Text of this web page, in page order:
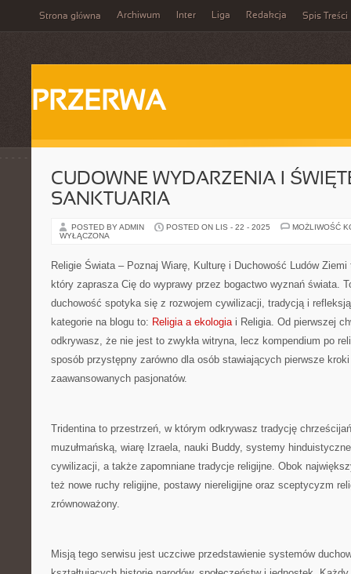
Strona główna Archiwum Inter Liga Redakcja Spis Treści
PRZERWA
CUDOWNE WYDARZENIA I
SANKTUARIA
POSTED BY ADMIN POSTED ON LIS - 22 - 2025
MOŻLIWOŚĆ
WYŁĄCZONA
Religie Świata – Poznaj Wiarę, Kulturę i Duchowość Ludów
który zaprasza Cię do wyprawy przez bogactwo wyznań świata.
duchowość spotyka się z rozwojem cywilizacji, tradycją i
kategorie na blogu to: Religia a ekologiai Religia. Od pierwszej
odkrywasz, że nie jest to zwykła witryna, lecz kompendium po
sposób przystępny zarówno dla osób stawiających pierwsze
zaawansowanych pasjonatów.
Tridentina to przestrzeń, w którym odkrywasz tradycję
muzułmańską, wiarę Izraela, nauki Buddy, systemy
cywilizacji, a także zapomniane tradycje religijne. Obok
też nowe ruchy religijne, postawy niereligijne oraz sceptycyzm
zrównoważony.
Misją tego serwisu jest uczciwe przedstawienie systemów